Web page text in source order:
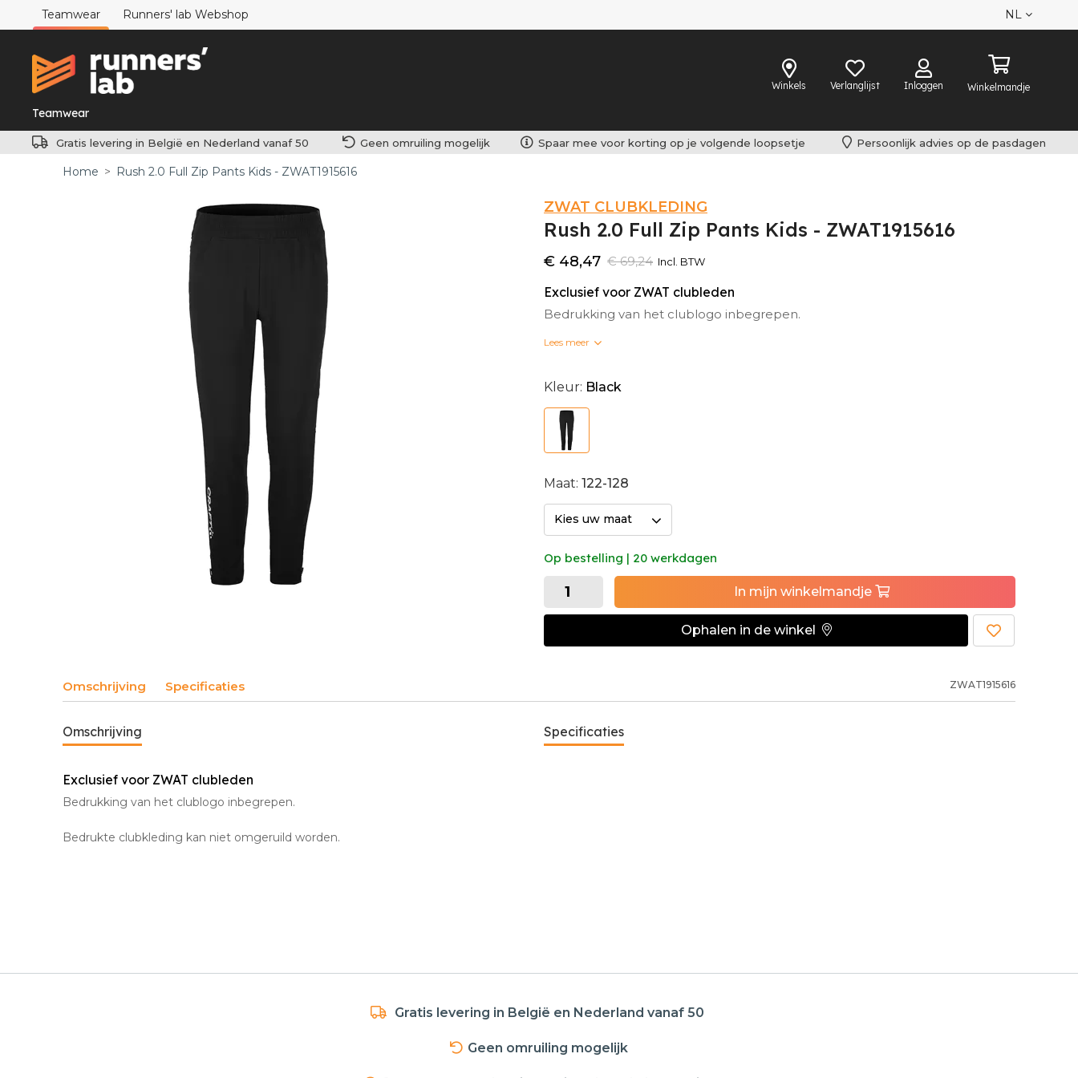
Teamwear Runners' lab Webshop NL
Winkels Verlanglijst Inloggen Winkelmandje
Teamwear
Gratis levering in België en Nederland vanaf 50 Geen omruiling mogelijk Spaar mee voor korting op je volgende loopsetje Persoonlijk advies op de pasdagen
Home > Rush 2.0 Full Zip Pants Kids - ZWAT1915616
ZWAT CLUBKLEDING
Rush 2.0 Full Zip Pants Kids - ZWAT1915616
€ 69,24
€ 48,47 Incl. BTW
Exclusief voor ZWAT clubleden
Bedrukking van het clublogo inbegrepen.
Bedrukte clubkleding kan niet omgeruild worden.
Lees meer
Kleur: Black
Maat: 122-128
Kies uw maat
Op bestelling | 20 werkdagen
In mijn winkelmandje
Ophalen in de winkel
Omschrijving Specificaties ZWAT1915616
Omschrijving
Exclusief voor ZWAT clubleden
Bedrukking van het clublogo inbegrepen.
Bedrukte clubkleding kan niet omgeruild worden.
Specificaties
Gratis levering in België en Nederland vanaf 50
Geen omruiling mogelijk